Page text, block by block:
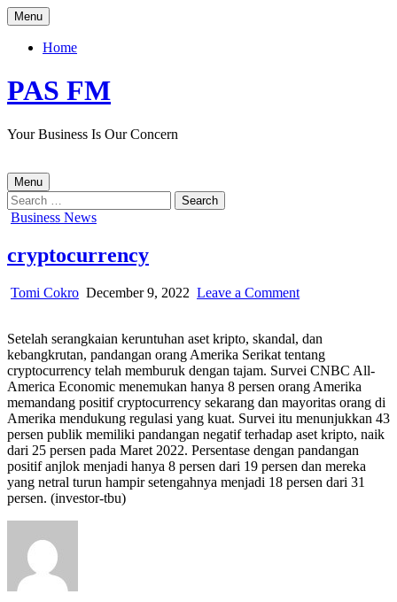
Skip
to
content
Menu
Home
PAS FM
Your Business Is Our Concern
Menu
Search
for:
Posted
Business News
cryptocurrency
Author:
Tomi Cokro Published
December 9, 2022 Leave a Commenton
Setelah serangkaian keruntuhan aset kripto, skandal, dan
kebangkrutan, pandangan orang Amerika Serikat tentang
cryptocurrency telah memburuk dengan tajam. Survei CNBC All-
America Economic menemukan hanya 8 persen orang Amerika
memandang positif cryptocurrency sekarang dan mayoritas orang di
Amerika mendukung regulasi yang kuat. Survei itu menunjukkan 43
persen publik memiliki pandangan negatif terhadap aset kripto, naik
dari 25 persen pada Maret 2022. Persentase dengan pandangan
positif anjlok menjadi hanya 8 persen dari 19 persen dan mereka
yang netral turun hampir setengahnya menjadi 18 persen dari 31
persen. (investor-tbu)